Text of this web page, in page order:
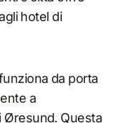
hotel di
da porta
a
Øresund. Questa